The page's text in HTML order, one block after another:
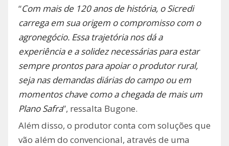
“Com mais de 120 anos de história, o Sicredi
carrega em sua origem o compromisso com o
agronegócio. Essa trajetória nos dá a
experiência e a solidez necessárias para estar
sempre prontos para apoiar o produtor rural,
seja nas demandas diárias do campo ou em
momentos chave como a chegada de mais um
Plano Safra”, ressalta Bugone.
Além disso, o produtor conta com soluções que
vão além do convencional, através de uma